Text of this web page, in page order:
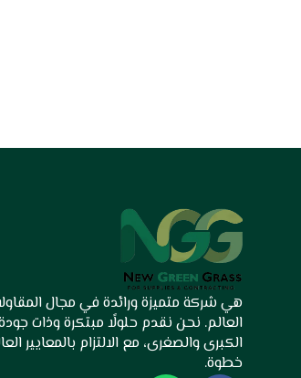
هي شركة متميزة ورائدة في مجال
العالم. نحن نقدم حلولًا مبتكرة وذات
الكبرى والصغرى، مع الالتزام بالمعايير
خطوة.